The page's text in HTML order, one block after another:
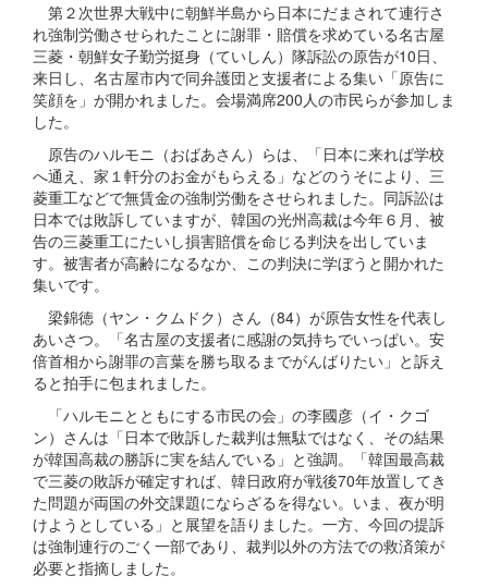
第２次世界大戦中に朝鮮半島から日本にだまされて連行さ
れ強制労働させられたことに謝罪・賠償を求めている名古屋
三菱・朝鮮女子勤労挺身（ていしん）隊訴訟の原告が10日、
来日し、名古屋市内で同弁護団と支援者による集い「原告に
笑顔を」が開かれました。会場満席200人の市民らが参加しま
した。
原告のハルモニ（おばあさん）らは、「日本に来れば学校
へ通え、家１軒分のお金がもらえる」などのうそにより、三
菱重工などで無賃金の強制労働をさせられました。同訴訟は
日本では敗訴していますが、韓国の光州高裁は今年６月、被
告の三菱重工にたいし損害賠償を命じる判決を出していま
す。被害者が高齢になるなか、この判決に学ぼうと開かれた
集いです。
梁錦徳（ヤン・クムドク）さん（84）が原告女性を代表し
あいさつ。「名古屋の支援者に感謝の気持ちでいっぱい。安
倍首相から謝罪の言葉を勝ち取るまでがんばりたい」と訴え
ると拍手に包まれました。
「ハルモニとともにする市民の会」の李國彦（イ・クゴ
ン）さんは「日本で敗訴した裁判は無駄ではなく、その結果
が韓国高裁の勝訴に実を結んでいる」と強調。「韓国最高裁
で三菱の敗訴が確定すれば、韓日政府が戦後70年放置してき
た問題が両国の外交課題にならざるを得ない。いま、夜が明
けようとしている」と展望を語りました。一方、今回の提訴
は強制連行のごく一部であり、裁判以外の方法での救済策が
必要と指摘しました。